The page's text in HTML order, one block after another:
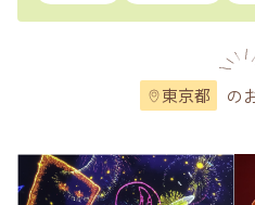
東京都 の